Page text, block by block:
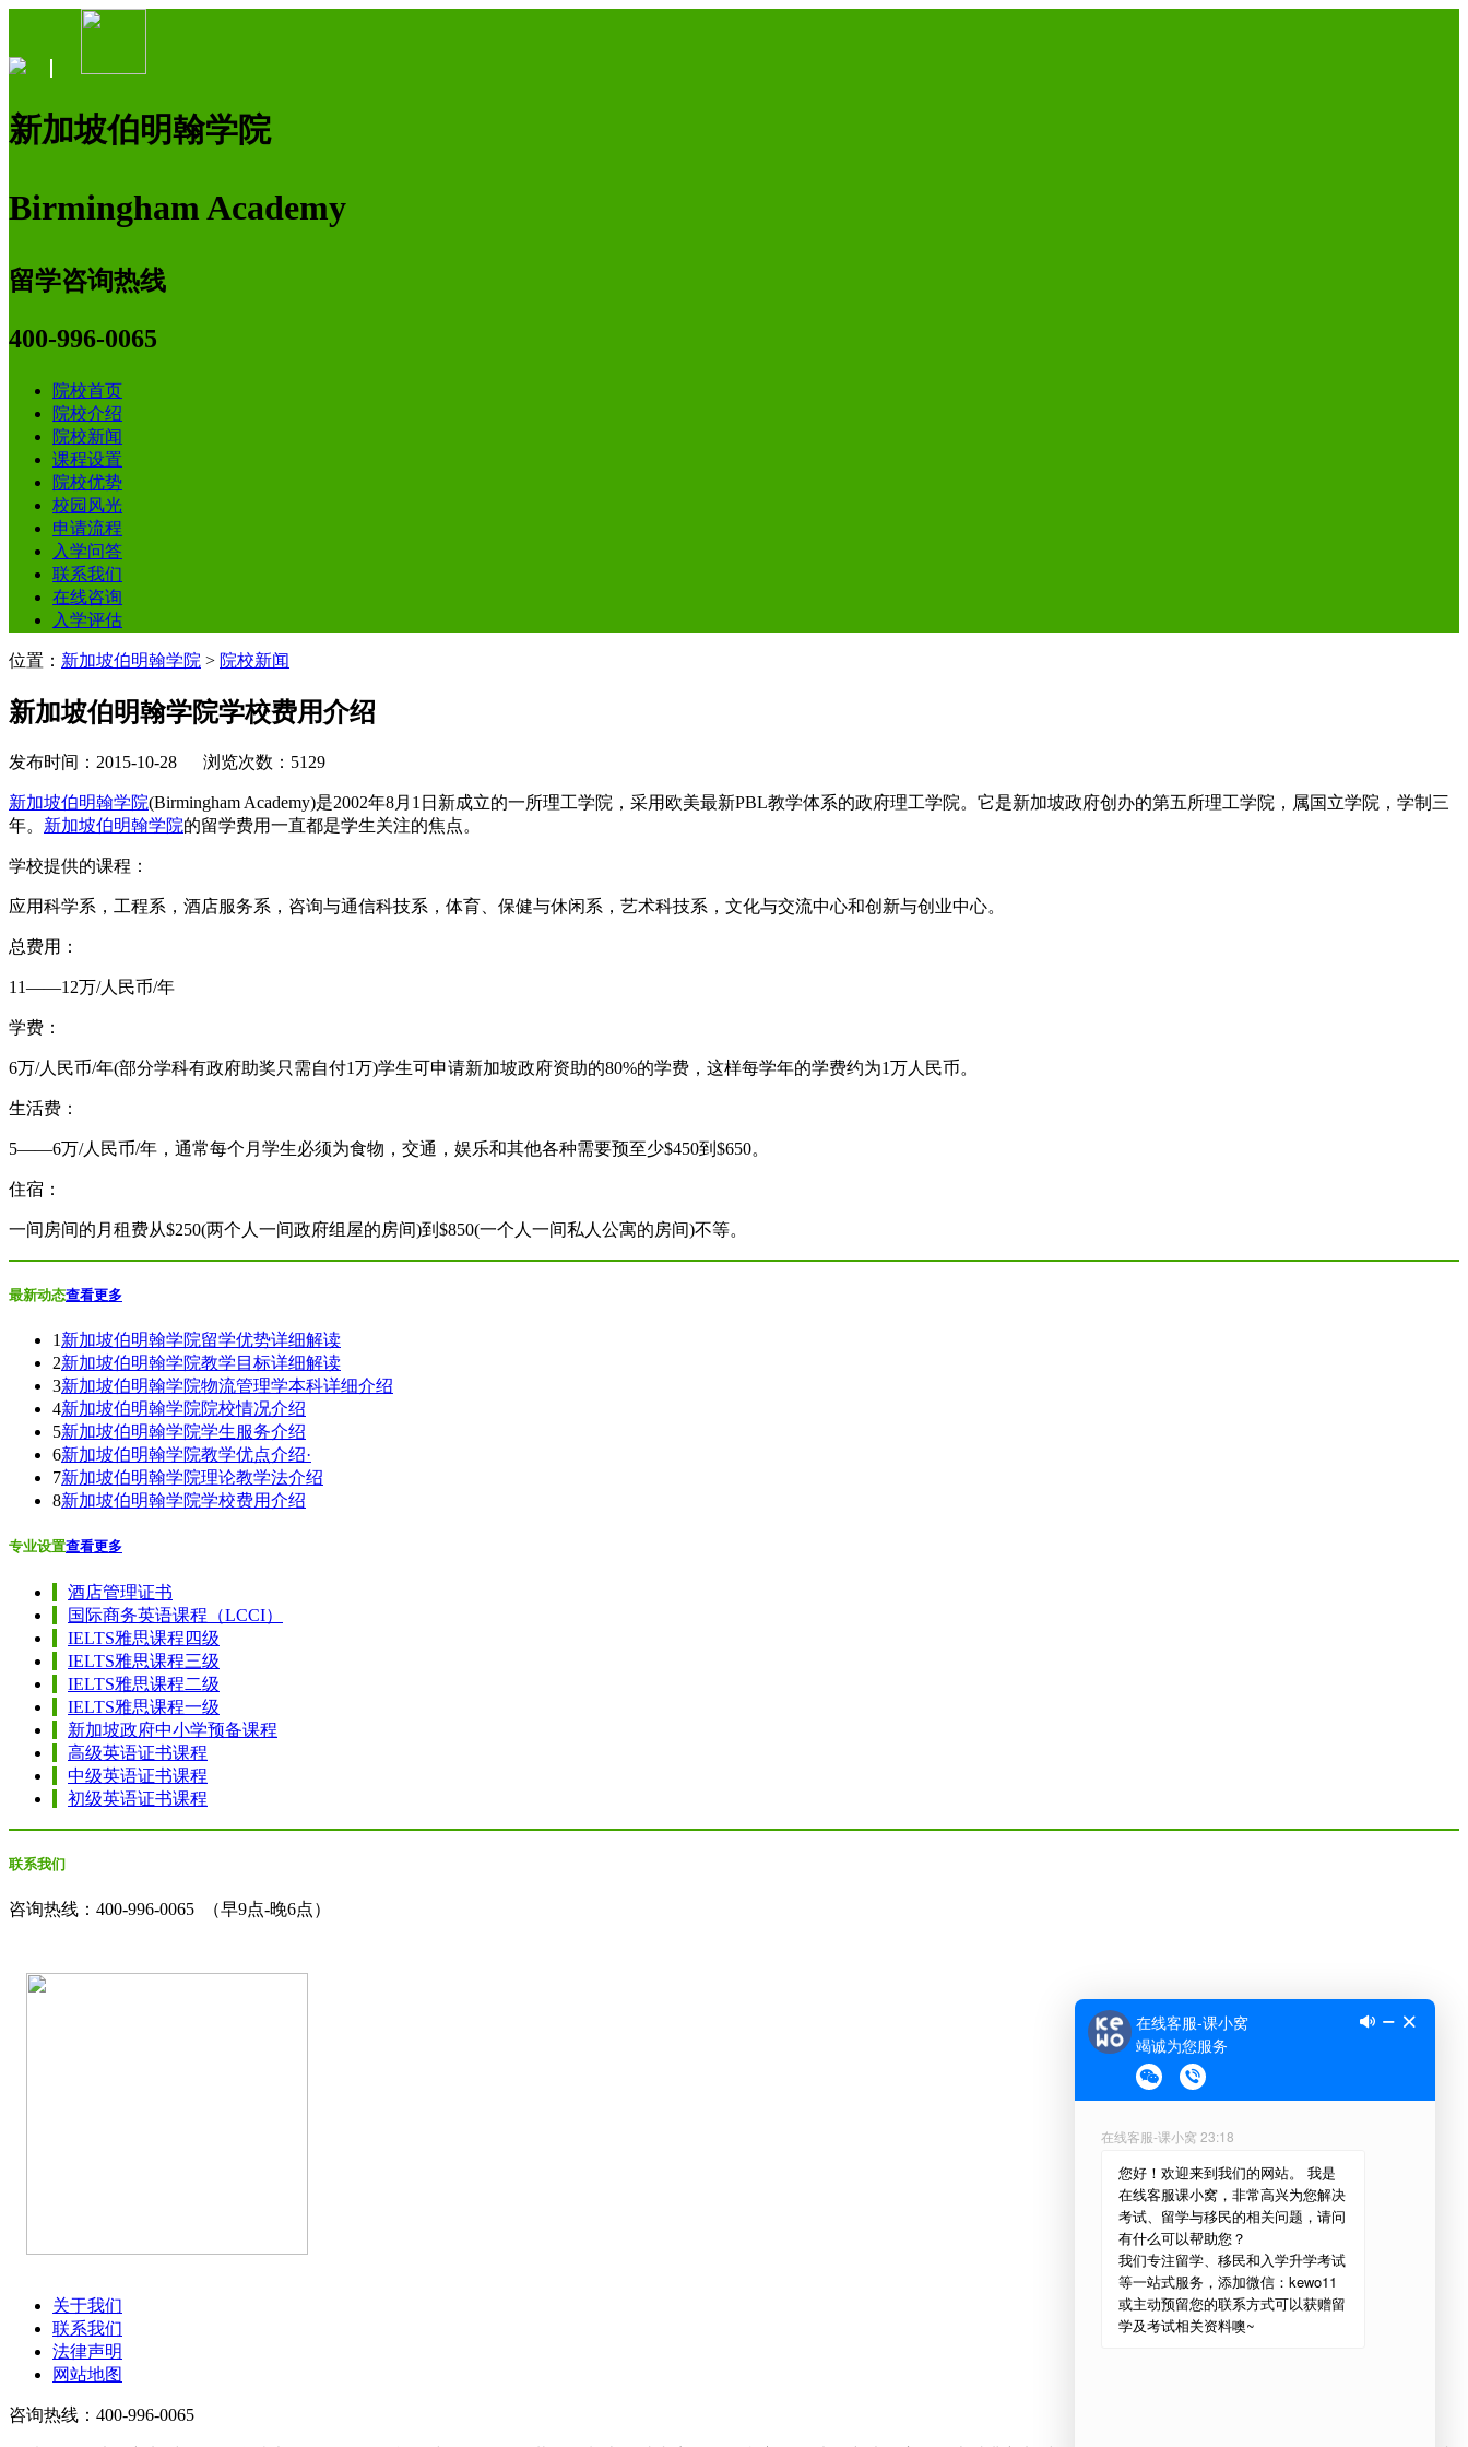
新加坡伯明翰学院
Birmingham Academy
留学咨询热线
400-996-0065
院校首页
院校介绍
院校新闻
课程设置
院校优势
校园风光
申请流程
入学问答
联系我们
在线咨询
入学评估
位置： 新加坡伯明翰学院 > 院校新闻
新加坡伯明翰学院学校费用介绍
发布时间：2015-10-28 浏览次数：5129
新加坡伯明翰学院(Birmingham Academy)是2002年8月1日新成立的一所理工学院，采用欧美最新PBL教学体系的政府理工学院。它是新加坡政府创办的第五所理工学院，属国立学院，学制三
年。 新加坡伯明翰学院的留学费用一直都是学生关注的焦点。
学校提供的课程：
应用科学系，工程系，酒店服务系，咨询与通信科技系，体育、保健与休闲系，艺术科技系，文化与交流中心和创新与创业中心。
总费用：
11——12万/人民币/年
学费：
6万/人民币/年(部分学科有政府助奖只需自付1万)学生可申请新加坡政府资助的80%的学费，这样每学年的学费约为1万人民币。
生活费：
5——6万/人民币/年，通常每个月学生必须为食物，交通，娱乐和其他各种需要预至少$450到$650。
住宿：
一间房间的月租费从$250(两个人一间政府组屋的房间)到$850(一个人一间私人公寓的房间)不等。
最新动态查看更多
1 新加坡伯明翰学院留学优势详细解读
2新加坡伯明翰学院教学目标详细解读
3新加坡伯明翰学院物流管理学本科详细介绍
4新加坡伯明翰学院院校情况介绍
5新加坡伯明翰学院学生服务介绍
6新加坡伯明翰学院教学优点介绍·
7新加坡伯明翰学院理论教学法介绍
8新加坡伯明翰学院学校费用介绍
专业设置查看更多
酒店管理证书
国际商务英语课程（LCCI）
IELTS雅思课程四级
IELTS雅思课程三级
IELTS雅思课程二级
IELTS雅思课程一级
新加坡政府中小学预备课程
高级英语证书课程
中级英语证书课程
初级英语证书课程
联系我们
咨询热线： 400-996-0065 （早9点-晚6点）
关于我们
联系我们
法律声明
网站地图
咨询热线：400-996-0065